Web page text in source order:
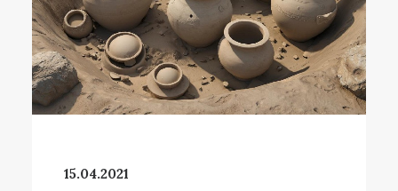
15.04.2021